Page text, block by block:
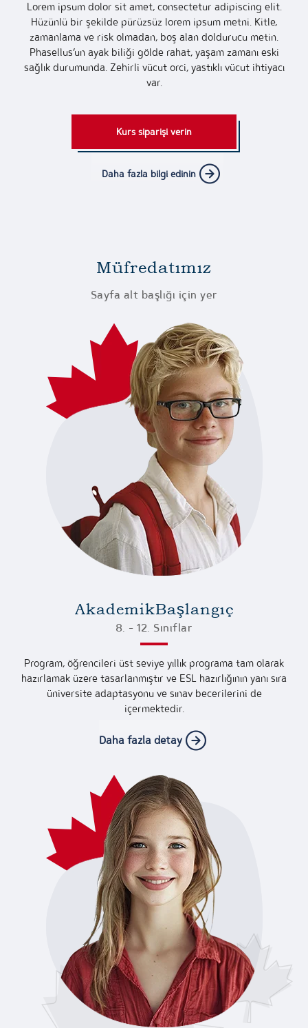
Lorem ipsum dolor sit amet, consectetur adipiscing elit.
Hüzünlü bir şekilde pürüzsüz lorem ipsum metni. Kitle,
zamanlama ve risk olmadan, boş alan doldurucu metin.
Phasellus’un ayak biliği gölde rahat, yaşam zamanı eski
sağlık durumunda. Zehirli vücut orci, yastıklı vücut ihtiyacı
var.
Kurs siparişi verin
Daha fazla bilgi edinin
Müfredatımız
Sayfa alt başlığı için yer
AkademikBaşlangıç
8. - 12. Sınıflar
Program, öğrencileri üst seviye yıllık programa tam olarak
hazırlamak üzere tasarlanmıştır ve ESL hazırlığının yanı sıra
üniversite adaptasyonu ve sınav becerilerini de
içermektedir.
Daha fazla detay